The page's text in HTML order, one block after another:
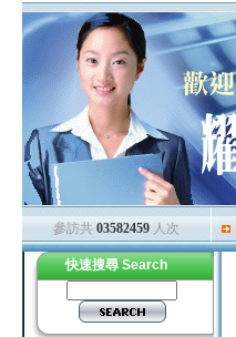
參訪共 03582459 人次
快速搜尋 Search